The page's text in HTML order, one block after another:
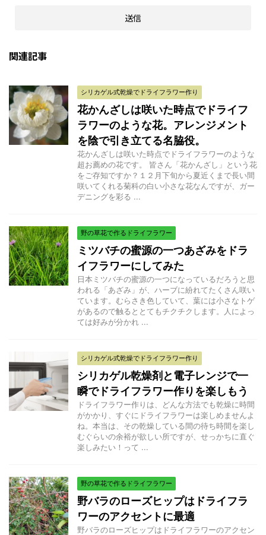
関連記事
シリカゲル式乾燥でドライフラワー作り
花かんざしは咲いた時点でドライフ
ラワーのような花。アレンジメント
を陰で引き立てる名脇役。
花かんざしは咲いた時点でドライフラワーのような
超お薦めの花です。 皆さん「花かんざし」という花
をご存知ですか？１２月下旬から夏近くまで長い間
咲いてくれる菊科の白い小さな花なんですが、ガー
デニングを彩る ...
野の草花で作るドライフラワー
ミツバチの蜜源の一つあざみをドラ
イフラワーにしてみた
日本ミツバチの蜜源の一つになっているだろうと思
われる「あざみ」が、ハーブに紛れてたくさん咲い
ています。むらさき色していて、葉には小さなトゲ
があるので触るととてもチクチクします。人によっ
ては好みが分かれ ...
シリカゲル式乾燥でドライフラワー作り
シリカゲル乾燥剤と電子レンジで一
瞬でドライフラワー作りを楽しもう
ドライフラワー作りは、どんな方法でも乾燥に時間
がかかり、すぐにドライフラワーは楽しめませんよ
ね。本当は、その乾燥している間の待ち時間を楽し
むぐらいの余裕が欲しい所ですが、せっかちに直ぐ
楽しみたい！って ...
野の草花で作るドライフラワー
野バラのローズヒップはドライフラ
ワーのアクセントに最適
野バラのローズヒップはドライフラワーのアクセン